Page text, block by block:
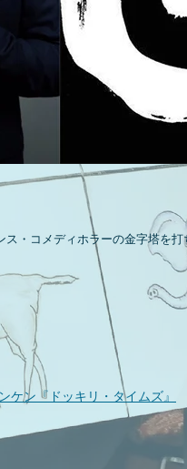
・コメディホラーの金字塔を打
ン『ドッキリ・タイムズ』